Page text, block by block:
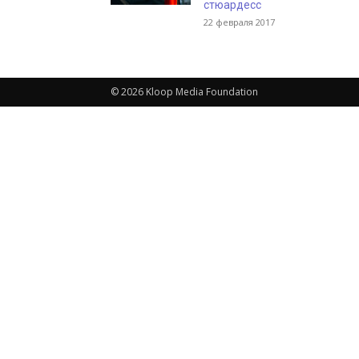
стюардесс
22 февраля 2017
© 2026 Kloop Media Foundation